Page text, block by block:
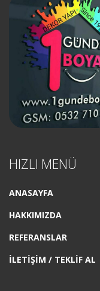
HIZLI MENÜ
ANASAYFA
HAKKIMIZDA
REFERANSLAR
İLETİŞİM / TEKLİF AL